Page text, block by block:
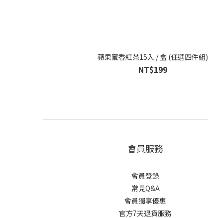
蘋果蜜香紅茶15入 / 盒 (任選四件組)
NT$199
會員服務
會員登錄
常見Q&A
會員獨享優惠
官方7天退貨服務